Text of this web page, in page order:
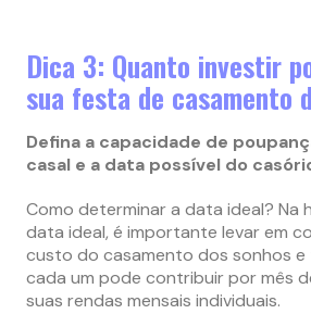
Dica 3: Quanto investir
sua festa de casamento
Defina a capacidade de
casal e a data possível do
Como determinar a data ideal? Na
data ideal, é importante levar em
custo do casamento dos sonhos
cada um pode contribuir por mês
suas rendas mensais individuais.